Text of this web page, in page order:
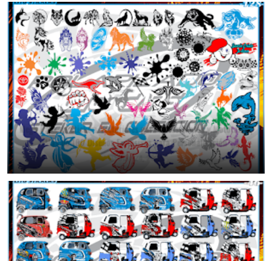
Mega Pack de Stickers Vectoriales para Autos, Motos y Mototaxis |
Más de 100 Diseños Exclusivos para Personalización
July 24, 2026